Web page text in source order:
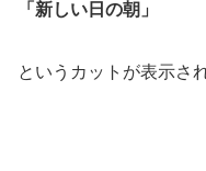
「新しい日の朝」
というカットが表示さ